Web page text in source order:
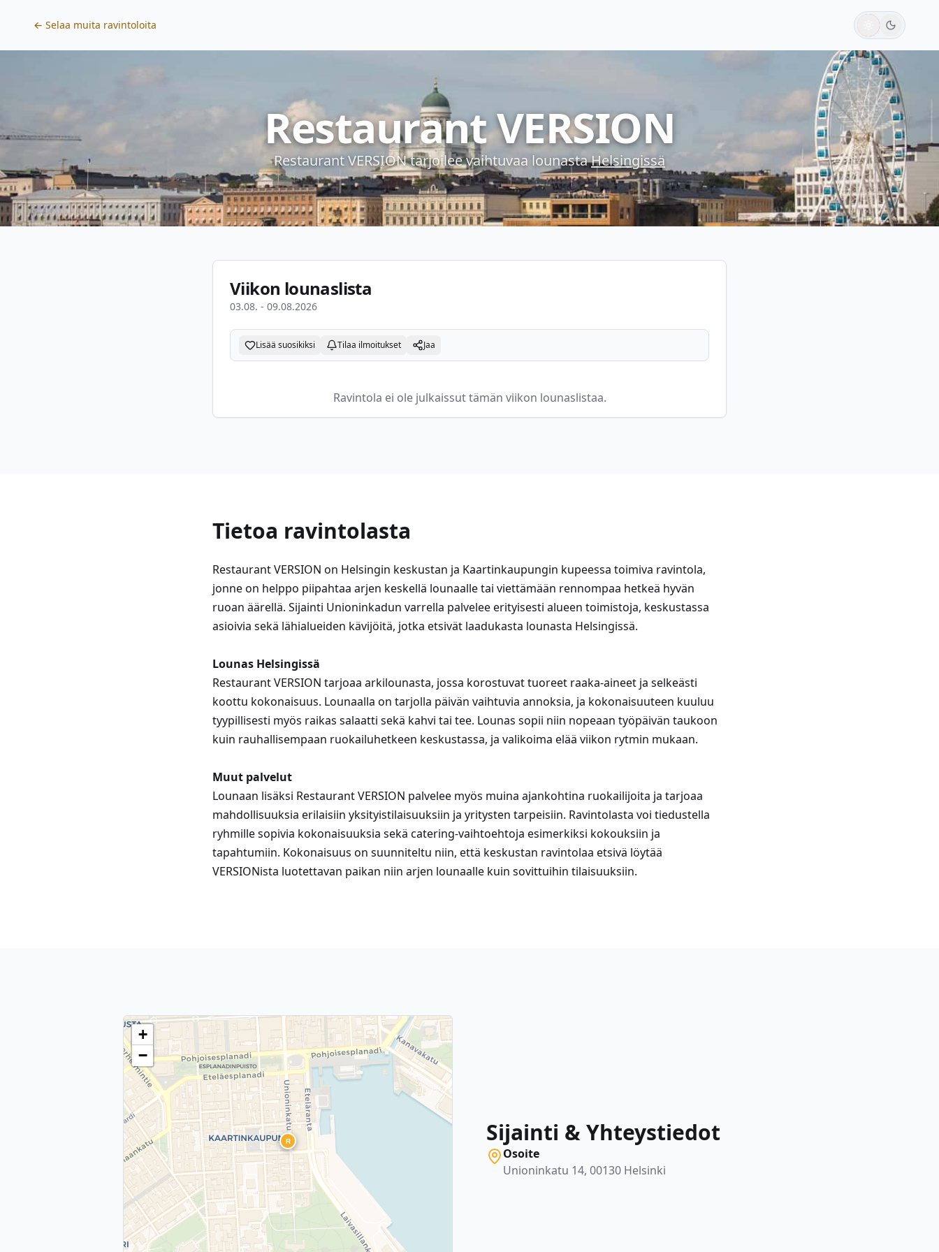
← Selaa muita ravintoloita
Restaurant VERSION
Restaurant VERSIONtarjoilee vaihtuvaa lounastaHelsingissä
Viikon lounaslista
03.08. - 09.08.2026
Lisää suosikiksi Tilaa ilmoitukset Jaa
Ravintola ei ole julkaissut tämän viikon lounaslistaa.
Tietoa ravintolasta
Restaurant VERSION on Helsingin keskustan ja Kaartinkaupungin kupeessa toimiva ravintola,
jonne on helppo piipahtaa arjen keskellä lounaalle tai viettämään rennompaa hetkeä hyvän
ruoan äärellä. Sijainti Unioninkadun varrella palvelee erityisesti alueen toimistoja, keskustassa
asioivia sekä lähialueiden kävijöitä, jotka etsivät laadukasta lounasta Helsingissä.
Lounas Helsingissä
Restaurant VERSION tarjoaa arkilounasta, jossa korostuvat tuoreet raaka-aineet ja selkeästi
koottu kokonaisuus. Lounaalla on tarjolla päivän vaihtuvia annoksia, ja kokonaisuuteen kuuluu
tyypillisesti myös raikas salaatti sekä kahvi tai tee. Lounas sopii niin nopeaan työpäivän taukoon
kuin rauhallisempaan ruokailuhetkeen keskustassa, ja valikoima elää viikon rytmin mukaan.
Muut palvelut
Lounaan lisäksi Restaurant VERSION palvelee myös muina ajankohtina ruokailijoita ja tarjoaa
mahdollisuuksia erilaisiin yksityistilaisuuksiin ja yritysten tarpeisiin. Ravintolasta voi tiedustella
ryhmille sopivia kokonaisuuksia sekä catering-vaihtoehtoja esimerkiksi kokouksiin ja
tapahtumiin. Kokonaisuus on suunniteltu niin, että keskustan ravintolaa etsivä löytää
VERSIONista luotettavan paikan niin arjen lounaalle kuin sovittuihin tilaisuuksiin.
R
+
−
Sijainti & Yhteystiedot
Osoite
Unioninkatu 14, 00130 Helsinki